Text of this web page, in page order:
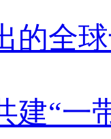
的全
建“一